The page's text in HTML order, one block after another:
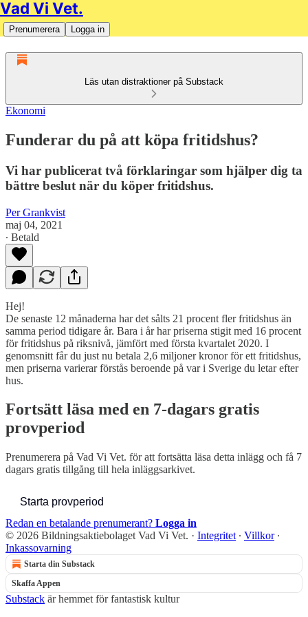
Vad Vi Vet.
Prenumerera Logga in
Läs utan distraktioner på Substack
Ekonomi
Funderar du på att köpa fritidshus?
Vi har publicerat två förklaringar som hjälper dig ta
bättre beslut när du köper fritidshus.
Per Grankvist
maj 04, 2021
∙ Betald
Hej!
De senaste 12 månaderna har det sålts 21 procent fler fritidshus än
samma period tidigare år. Bara i år har priserna stigit med 16 procent
för fritidshus på riksnivå, jämfört med första kvartalet 2020. I
genomsnitt får du just nu betala 2,6 miljoner kronor för ett fritidshus,
men priserna varierar förstås beroende på var i Sverige du letar efter
hus.
Fortsätt läsa med en 7-dagars gratis
provperiod
Prenumerera på Vad Vi Vet. för att fortsätta läsa detta inlägg och få 7
dagars gratis tillgång till hela inläggsarkivet.
Starta provperiod
Redan en betalande prenumerant? Logga in
© 2026 Bildningsaktiebolaget Vad Vi Vet. · Integritet ∙ Villkor∙
Inkassovarning
Starta din Substack
Skaffa Appen
Substack är hemmet för fantastisk kultur